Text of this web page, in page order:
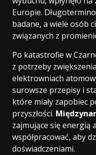
Europie.
badane, a wiele osób
związanych z
Po katastrofie w
z potrzeby
elektrowniach
surowsze przepisy i
które miały zapobiec
przyszłości.
zajmujące się energią
współpracować, aby
doświadczeniami.